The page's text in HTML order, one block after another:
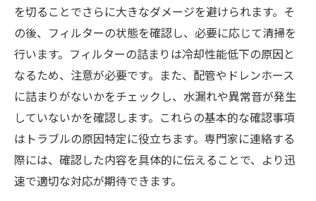
を切ることでさらに大きなダメージを避けられます。そ
の後、フィルターの状態を確認し、必要に応じて清掃を
行います。フィルターの詰まりは冷却性能低下の原因と
なるため、注意が必要です。また、配管やドレンホース
に詰まりがないかをチェックし、水漏れや異常音が発生
していないかを確認します。これらの基本的な確認事項
はトラブルの原因特定に役立ちます。専門家に連絡する
際には、確認した内容を具体的に伝えることで、より迅
速で適切な対応が期待できます。